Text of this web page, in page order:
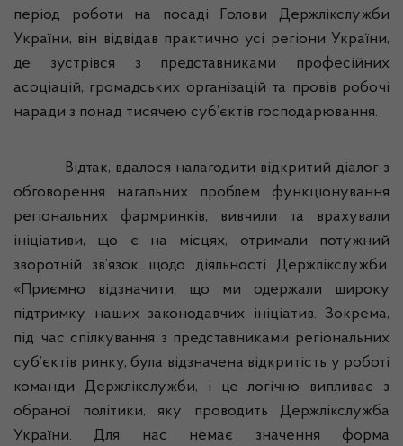
період роботи на посаді Голови Держлікслужби
України, він відвідав практично усі регіони України,
де зустрівся з представниками професійних
асоціацій, громадських організацій та провів робочі
наради з понад тисячею суб’єктів господарювання.
Відтак, вдалося налагодити відкритий діалог з
обговорення нагальних проблем функціонування
регіональних фармринків, вивчили та врахували
ініціативи, що є на місцях, отримали потужний
зворотній зв’язок щодо діяльності Держлікслужби.
«Приємно відзначити, що ми одержали широку
підтримку наших законодавчих ініціатив. Зокрема,
під час спілкування з представниками регіональних
суб’єктів ринку, була відзначена відкритість у роботі
команди Держлікслужби, і це логічно випливає з
обраної політики, яку проводить Держлікслужба
України. Для нас немає значення форма